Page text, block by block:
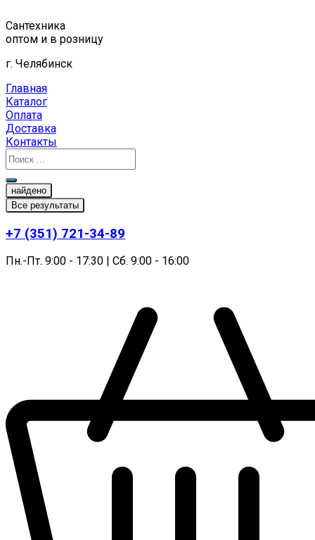
к
содержимому
Сантехника
оптом и в розницу
г. Челябинск
Главная
Каталог
Оплата
Доставка
Контакты
найдено
Все результаты
+7 (351) 721-34-89
Пн.-Пт. 9:00 - 17:30 | Сб. 9:00 - 16:00